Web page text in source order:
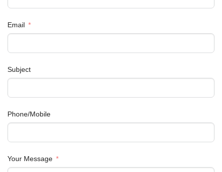
Email
Subject
Phone/Mobile
Your Message